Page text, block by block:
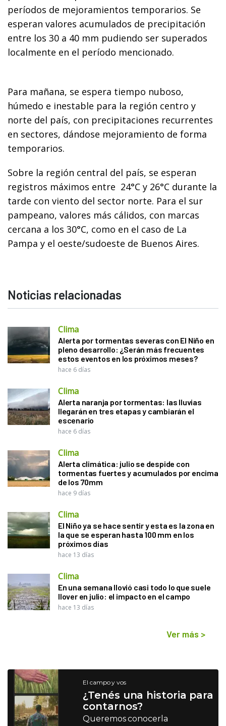
períodos de mejoramientos temporarios. Se
esperan valores acumulados de precipitación
entre los 30 a 40 mm pudiendo ser superados
localmente en el período mencionado.
Para mañana, se espera tiempo nuboso,
húmedo e inestable para la región centro y
norte del país, con precipitaciones recurrentes
en sectores, dándose mejoramiento de forma
temporarios.
Sobre la región central del país, se esperan
registros máximos entre 24°C y 26°C durante la
tarde con viento del sector norte. Para el sur
pampeano, valores más cálidos, con marcas
cercana a los 30°C, como en el caso de La
Pampa y el oeste/sudoeste de Buenos Aires.
Noticias relacionadas
Clima
Alerta por tormentas severas con El Niño en
pleno desarrollo: ¿Serán más frecuentes
estos eventos en los próximos meses?
hace 6 días
Clima
Alerta naranja por tormentas: las lluvias
llegarán en tres etapas y cambiarán el
escenario
hace 6 días
Clima
Alerta climática: julio se despide con
tormentas fuertes y acumulados por encima
de los 70mm
hace 9 días
Clima
El Niño ya se hace sentir y esta es la zona en
la que se esperan hasta 100 mm en los
próximos días
hace 13 días
Clima
En una semana llovió casi todo lo que suele
llover en julio: el impacto en el campo
hace 13 días
Ver más >
El campo y vos
¿Tenés una historia para
contarnos?
Queremos conocerla